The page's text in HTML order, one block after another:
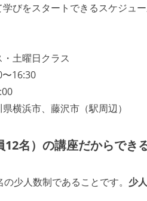
びをスタートできるスケジュー
・土曜日クラス
〜16:30
横浜市、藤沢市（駅周辺）
12名）の講座だからでき
少人数制であることです。 少